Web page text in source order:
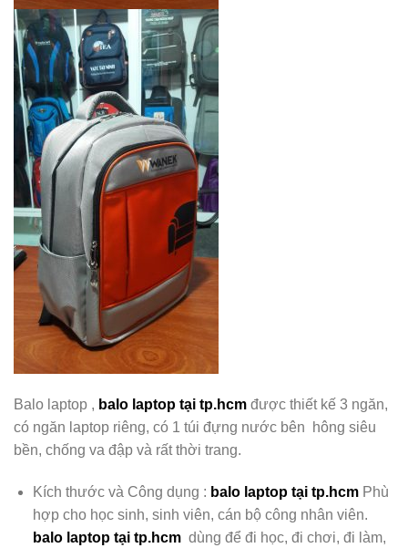
Balo laptop , balo laptop tại tp.hcm được thiết kế 3 ngăn,
có ngăn laptop riêng, có 1 túi đựng nước bên hông siêu
bền, chống va đập và rất thời trang.
Kích thước và Công dụng : balo laptop tại tp.hcmPhù
hợp cho học sinh, sinh viên, cán bộ công nhân viên.
balo laptop tại tp.hcm dùng để đi học, đi chơi, đi làm,